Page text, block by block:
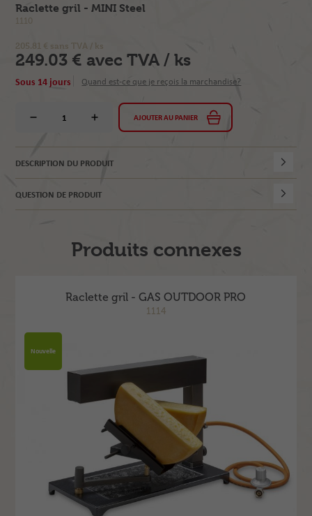
Raclette gril - MINI Steel
1110
205.81 € sans TVA / ks
249.03 € avec TVA / ks
Sous 14 jours Quand est-ce que je reçois la marchandise?
AJOUTER AU PANIER
DESCRIPTION DU PRODUIT
QUESTION DE PRODUIT
Produits connexes
Raclette gril - GAS OUTDOOR PRO
1114
Nouvelle